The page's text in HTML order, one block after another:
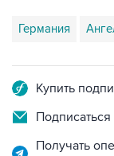
Германия
Купить
Получать